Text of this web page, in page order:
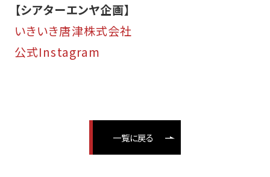
【シアターエンヤ企画】
いきいき唐津株式会社
公式Instagram
一覧に戻る